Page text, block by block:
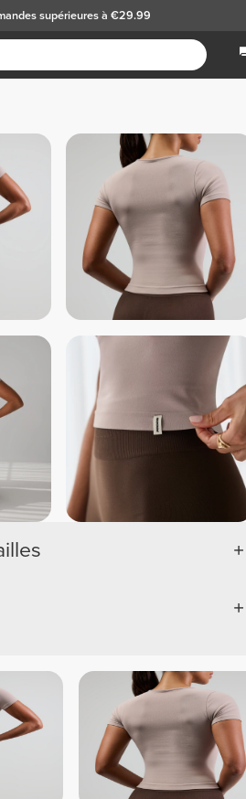
supérieures à €29.99
Blanc Cassé